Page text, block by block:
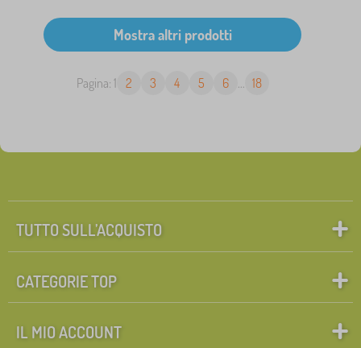
Pagina: 1 2 3 4 5 6 ... 18
TUTTO SULL’ACQUISTO
CATEGORIE TOP
IL MIO ACCOUNT